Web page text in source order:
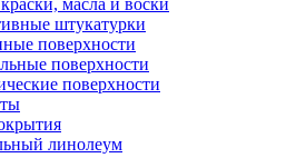
масла и воски
штукатурки
поверхности
поверхности
поверхности
линолеум